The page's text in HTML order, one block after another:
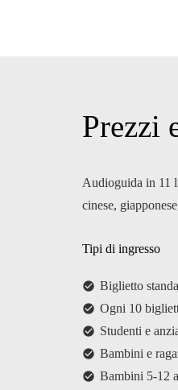
Prezzi
Audioguida in 11
cinese,
Tipi di ingresso
check_circle Biglietto
check_circle Ogni 10
check_circle Studenti e
check_circle Bambini e
check_circle Bambini 5-12